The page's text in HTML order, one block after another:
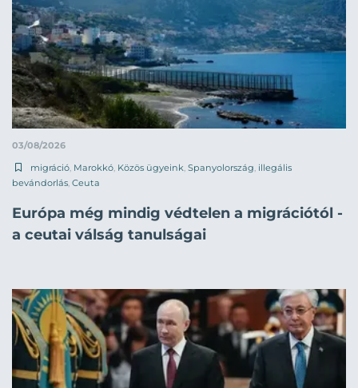
03/08/2026
migráció, Marokkó, Közös ügyeink, Spanyolország, illegális
bevándorlás, Ceuta
Európa még mindig védtelen a migrációtól -
a ceutai válság tanulságai